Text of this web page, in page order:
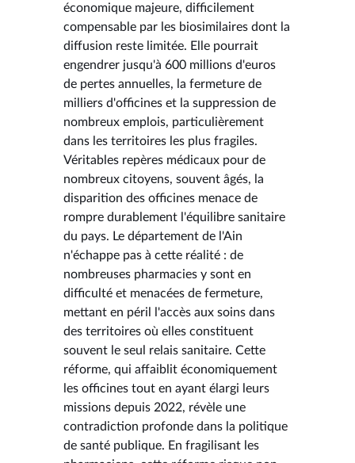
économique majeure, difficilement
compensable par les biosimilaires dont la
diffusion reste limitée. Elle pourrait
engendrer jusqu'à 600 millions d'euros
de pertes annuelles, la fermeture de
milliers d'officines et la suppression de
nombreux emplois, particulièrement
dans les territoires les plus fragiles.
Véritables repères médicaux pour de
nombreux citoyens, souvent âgés, la
disparition des officines menace de
rompre durablement l'équilibre sanitaire
du pays. Le département de l'Ain
n'échappe pas à cette réalité : de
nombreuses pharmacies y sont en
difficulté et menacées de fermeture,
mettant en péril l'accès aux soins dans
des territoires où elles constituent
souvent le seul relais sanitaire. Cette
réforme, qui affaiblit économiquement
les officines tout en ayant élargi leurs
missions depuis 2022, révèle une
contradiction profonde dans la politique
de santé publique. En fragilisant les